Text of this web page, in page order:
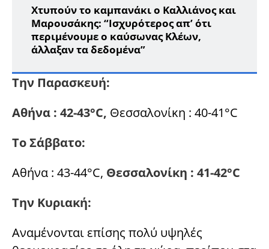
Χτυπούν το καμπανάκι ο Καλλιάνος και
Μαρουσάκης: “Ισχυρότερος απ’ ότι
περιμένουμε ο καύσωνας Κλέων,
άλλαξαν τα δεδομένα”
Την Παρασκευή:
Αθήνα : 42-43°C, Θεσσαλονίκη : 40-41°C
Το Σάββατο:
Αθήνα : 43-44°C, Θεσσαλονίκη : 41-42°C
Την Κυριακή:
Αναμένονται επίσης πολύ υψηλές